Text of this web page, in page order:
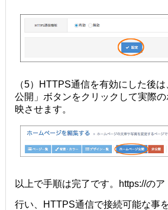
（5）HTTPS通信を有効にした後
公開」ボタンをクリックして実際
映させます。
以上で手順は完了です。https://の
行い、HTTPS通信で接続可能な事